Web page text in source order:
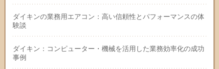
ダイキンの業務用エアコン：高い信頼性とパフォーマンスの体
験談
ダイキン：コンピューター・機械を活用した業務効率化の成功
事例